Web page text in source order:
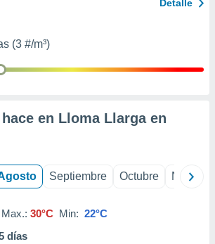
Detalle
(3 #/m³)
en Lloma Llarga en
Septiembre Octubre
Max.: 30°C Min: 22°C
días